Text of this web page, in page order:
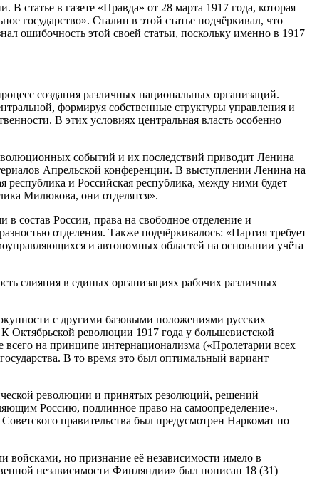
статье в газете «Правда» от 28 марта 1917 года, которая
государство». Сталин в этой статье подчёркивал, что
ошибочность этой своей статьи, поскольку именно в 1917
создания различных национальных организаций.
формируя собственные структуры управления и
В этих условиях центральная власть особенно
событий и их последствий приводит Ленина
Апрельской конференции. В выступлении Ленина на
республика и Российская республика, между ними будет
Милюкова, они отделятся».
состав России, права на свободное отделение и
отделения. Также подчёркивалось: «Партия требует
и автономных областей на основании учёта
слияния в единых организациях рабочих различных
с другими базовыми положениями русских
Октябрьской революции 1917 года у большевистской
на принципе интернационализма («Пролетарии всех
В то время это был оптимальный вариант
революции и принятых резолюций, решений
Россию, подлинное право на самоопределение».
правительства был предусмотрен Наркомат по
войсками, но признание её независимости имело в
независимости Финляндии» был пописан 18 (31)